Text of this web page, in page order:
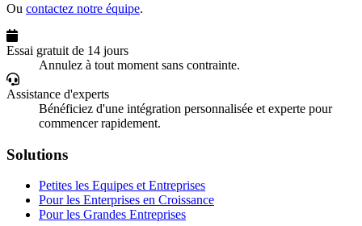
Ou contactez notre équipe.
Essai gratuit de 14 jours
Annulez à tout moment sans contrainte.
Assistance d'experts
Bénéficiez d'une intégration personnalisée et experte pour
commencer rapidement.
Solutions
Petites les Equipes et Entreprises
Pour les Enterprises en Croissance
Pour les Grandes Entreprises